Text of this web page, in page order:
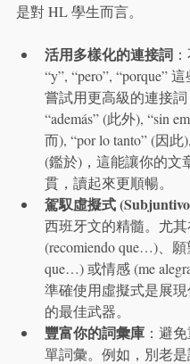
是對 HL 學生而言。
活用多樣化的連接詞
“y”, “pero”, “porque” 這
嘗試用更高級的連接
“además” (此外), “sin
而), “por lo tanto” (因此
(鑑於)，這能讓你的文
貫，讀起來更順暢。
駕馭虛擬式
西班牙文的精髓。尤
(recomiendo que…)、願
que…) 或情感 (me
準確使用虛擬式是展
的最佳武器。
豐富你的詞彙庫 ：避
單詞彙。例如，別老是